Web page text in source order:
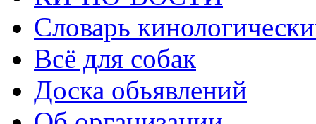
Словарь
Всё для собак
Доска обьявлений